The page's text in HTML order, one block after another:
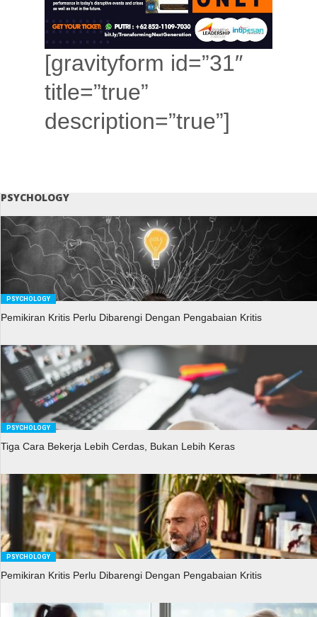
[gravityform id=”31″
title=”true”
description=”true”]
PSYCHOLOGY
PSYCHOLOGY
Pemikiran Kritis Perlu Dibarengi Dengan Pengabaian Kritis
PSYCHOLOGY
Tiga Cara Bekerja Lebih Cerdas, Bukan Lebih Keras
PSYCHOLOGY
Pemikiran Kritis Perlu Dibarengi Dengan Pengabaian Kritis